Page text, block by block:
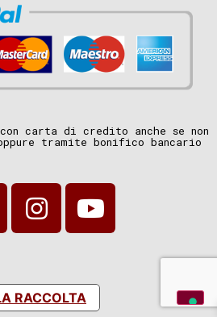
carta di credito anche se non
tramite bonifico bancario
RACCOLTA